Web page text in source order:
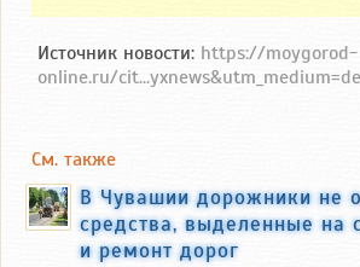
Источник новости: https://moygorod-
online.ru/
См. также
В Чувашии дорожники не
средства, выделенные на
и ремонт дорог